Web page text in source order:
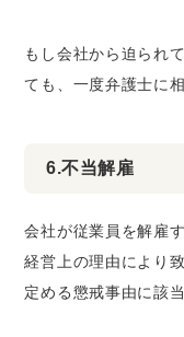
もし会社から迫られ
ても、一度弁護士に
6.不当解雇
会社が従業員を解雇
経営上の理由により
定める懲戒事由に該